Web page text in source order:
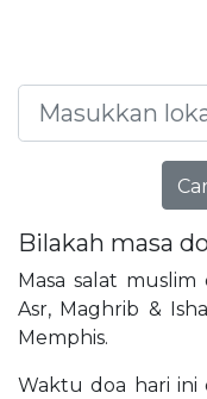
Bilakah masa
Masa salat
Asr, Maghrib &
Memphis.
Waktu doa hari ini